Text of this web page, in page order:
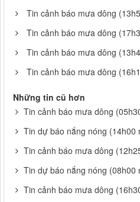
Tin cảnh báo mưa dông
Tin cảnh báo mưa dông
Tin cảnh báo mưa dông
Tin cảnh báo mưa dông
Những tin cũ hơn
Tin cảnh báo mưa dông
Tin dự báo nắng nóng (14h00
Tin cảnh báo mưa dông
Tin dự báo nắng nóng (08h00
Tin cảnh báo mưa dông